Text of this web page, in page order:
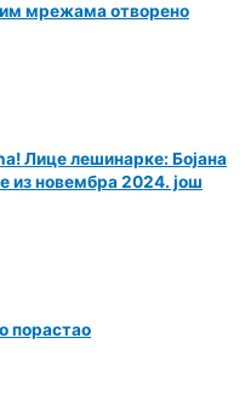
мрежама отворено
Лице лешинарке: Бојана
из новембра 2024. још
порастао